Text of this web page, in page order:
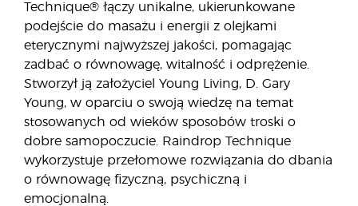
Technique® łączy unikalne, ukierunkowane
podejście do masażu i energii z olejkami
eterycznymi najwyższej jakości, pomagając
zadbać o równowagę, witalność i odprężenie.
Stworzył ją założyciel Young Living, D. Gary
Young, w oparciu o swoją wiedzę na temat
stosowanych od wieków sposobów troski o
dobre samopoczucie. Raindrop Technique
wykorzystuje przełomowe rozwiązania do dbania
o równowagę fizyczną, psychiczną i
emocjonalną.